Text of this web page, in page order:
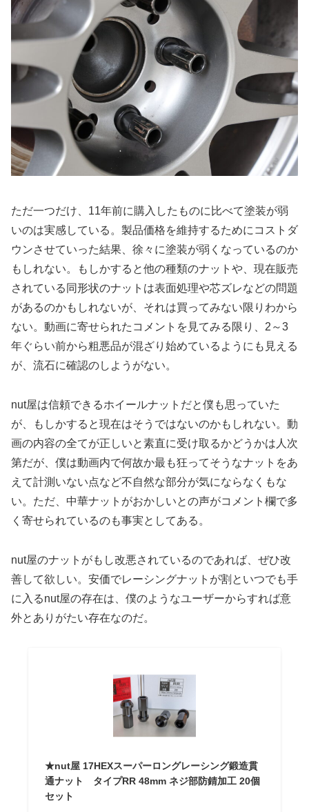
ただ一つだけ、11年前に購入したものに比べて塗装が弱
いのは実感している。製品価格を維持するためにコストダ
ウンさせていった結果、徐々に塗装が弱くなっているのか
もしれない。もしかすると他の種類のナットや、現在販売
されている同形状のナットは表面処理や芯ズレなどの問題
があるのかもしれないが、それは買ってみない限りわから
ない。動画に寄せられたコメントを見てみる限り、2～3
年ぐらい前から粗悪品が混ざり始めているようにも見える
が、流石に確認のしようがない。
nut屋は信頼できるホイールナットだと僕も思っていた
が、もしかすると現在はそうではないのかもしれない。動
画の内容の全てが正しいと素直に受け取るかどうかは人次
第だが、僕は動画内で何故か最も狂ってそうなナットをあ
えて計測いない点など不自然な部分が気にならなくもな
い。ただ、中華ナットがおかしいとの声がコメント欄で多
く寄せられているのも事実としてある。
nut屋のナットがもし改悪されているのであれば、ぜひ改
善して欲しい。安価でレーシングナットが割といつでも手
に入るnut屋の存在は、僕のようなユーザーからすれば意
外とありがたい存在なのだ。
★nut屋 17HEXスーパーロングレーシング鍛造貫
通ナット タイプRR 48mm ネジ部防錆加工 20個
セット